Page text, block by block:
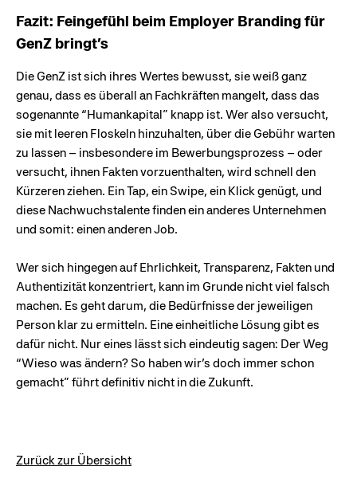
Fazit: Feingefühl beim Employer Branding für
GenZ bringt’s
Die GenZ ist sich ihres Wertes bewusst, sie weiß ganz
genau, dass es überall an Fachkräften mangelt, dass das
sogenannte “Humankapital” knapp ist. Wer also versucht,
sie mit leeren Floskeln hinzuhalten, über die Gebühr warten
zu lassen – insbesondere im Bewerbungsprozess – oder
versucht, ihnen Fakten vorzuenthalten, wird schnell den
Kürzeren ziehen. Ein Tap, ein Swipe, ein Klick genügt, und
diese Nachwuchstalente finden ein anderes Unternehmen
und somit: einen anderen Job.
Wer sich hingegen auf Ehrlichkeit, Transparenz, Fakten und
Authentizität konzentriert, kann im Grunde nicht viel falsch
machen. Es geht darum, die Bedürfnisse der jeweiligen
Person klar zu ermitteln. Eine einheitliche Lösung gibt es
dafür nicht. Nur eines lässt sich eindeutig sagen: Der Weg
“Wieso was ändern? So haben wir’s doch immer schon
gemacht” führt definitiv nicht in die Zukunft.
Zurück zur Übersicht